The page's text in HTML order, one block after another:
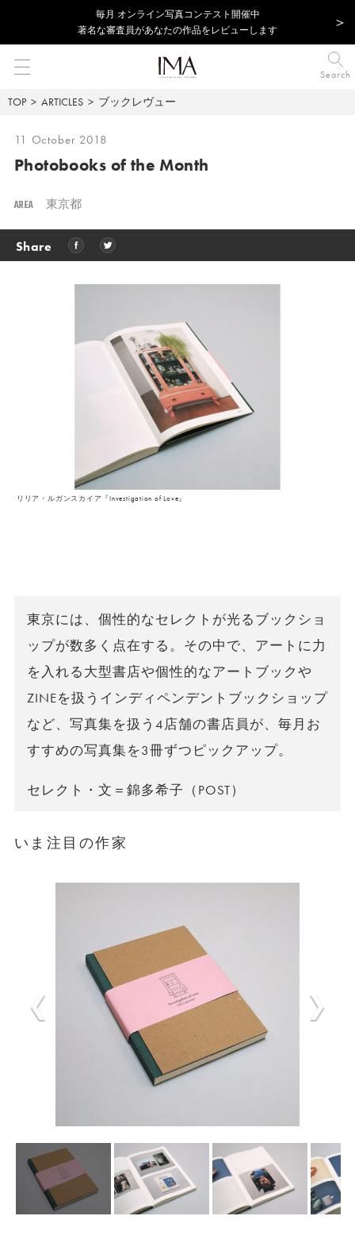
毎⽉ オンライン写真コンテスト開催中
著名な審査員があなたの作品をレビューします
Search
TOP ARTICLES ブックレヴュー
11 October 2018
Photobooks of the Month
AREA 東京都
Share
リリア・ルガンスカイア『Investigation of Love』
東京には、個性的なセレクトが光るブックショ
ップが数多く点在する。その中で、アートに力
を入れる大型書店や個性的なアートブックや
ZINEを扱うインディペンデントブックショップ
など、写真集を扱う4店舗の書店員が、毎月お
すすめの写真集を3冊ずつピックアップ。
セレクト・文＝錦多希子（POST）
いま注目の作家